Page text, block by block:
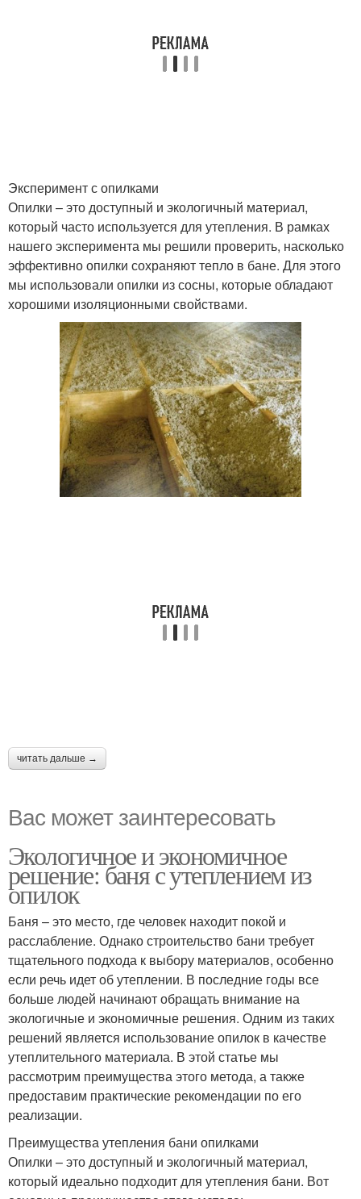
Эксперимент с опилками
Опилки – это доступный и экологичный материал,
который часто используется для утепления. В рамках
нашего эксперимента мы решили проверить, насколько
эффективно опилки сохраняют тепло в бане. Для этого
мы использовали опилки из сосны, которые обладают
хорошими изоляционными свойствами.
читать дальше →
Вас может заинтересовать
Экологичное и экономичное
решение: баня с утеплением из
опилок
Баня – это место, где человек находит покой и
расслабление. Однако строительство бани требует
тщательного подхода к выбору материалов, особенно
если речь идет об утеплении. В последние годы все
больше людей начинают обращать внимание на
экологичные и экономичные решения. Одним из таких
решений является использование опилок в качестве
утеплительного материала. В этой статье мы
рассмотрим преимущества этого метода, а также
предоставим практические рекомендации по его
реализации.
Преимущества утепления бани опилками
Опилки – это доступный и экологичный материал,
который идеально подходит для утепления бани. Вот